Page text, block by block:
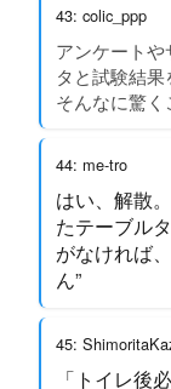
43: colic_ppp
アンケート
タと試験結果
そんなに驚く
44: me-tro
はい、解散
たテーブル
がなければ
ん”
45:
「トイレ後